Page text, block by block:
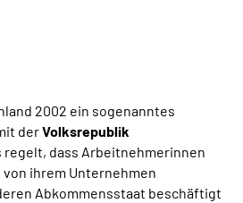
2002 ein sogenanntes
derVolksrepublik
regelt, dass Arbeitnehmerinnen
ihrem Unternehmen
Abkommensstaat beschäftigt